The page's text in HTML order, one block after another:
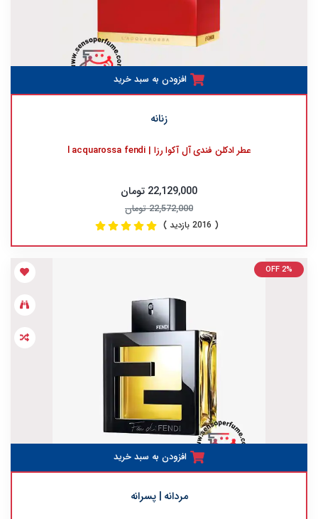
افزودن به سبد خرید
زنانه
عطر ادکلن فندی آل آکوا رزا | l acquarossa fendi
22,129,000 تومان
22,572,000 تومان
( 2016 بازدید )
OFF 2%
افزودن به سبد خرید
مردانه | پسرانه